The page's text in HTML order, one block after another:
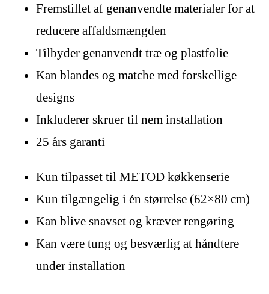
Fremstillet af genanvendte materialer for at
reducere affaldsmængden
Tilbyder genanvendt træ og plastfolie
Kan blandes og matche med forskellige
designs
Inkluderer skruer til nem installation
25 års garanti
Kun tilpasset til METOD køkkenserie
Kun tilgængelig i én størrelse (62×80 cm)
Kan blive snavset og kræver rengøring
Kan være tung og besværlig at håndtere
under installation